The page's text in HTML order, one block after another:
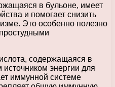
в бульоне, имеет
и помогает снизить
Это особенно полезно
содержащаяся в
энергии для
иммунной системе